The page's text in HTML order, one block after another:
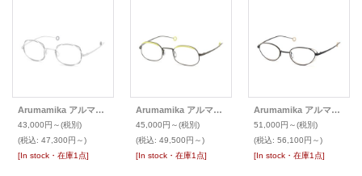
Arumamika アルマミカ 2025SS メガネ LORE
43,000円～(税別)
(税込: 47,300円～)
[In stock・在庫1点]
Arumamika アルマミカ 2025SS メガネ AM-25G
45,000円～(税別)
(税込: 49,500円～)
[In stock・在庫1点]
Arumamika アルマミカ 最新作 メガネ AM-26E
51,000円～(税別)
(税込: 56,100円～)
[In stock・在庫1点]